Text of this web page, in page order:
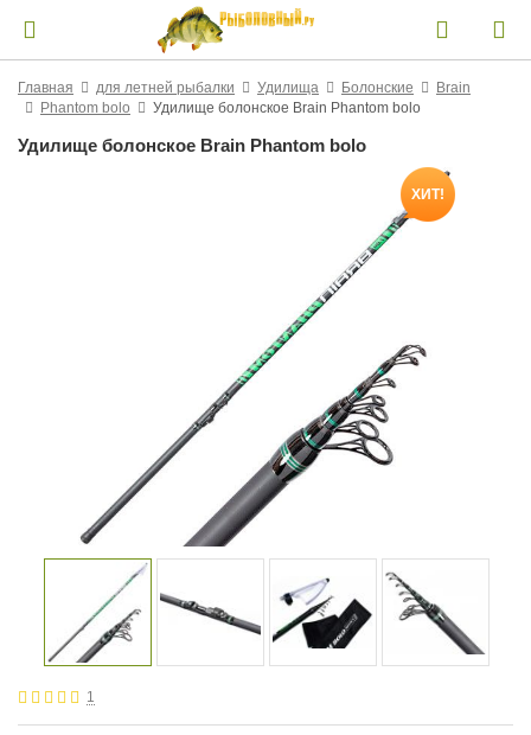
Главная для летней рыбалки Удилища Болонские
Brain
Phantom bolo
Удилище болонское Brain Phantom bolo
Удилище болонское Brain Phantom bolo
ХИТ!
1